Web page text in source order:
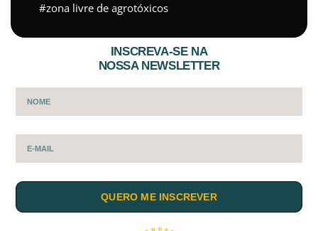
zona livre de agrotóxicos
INSCREVA-SE NA
NOSSA NEWSLETTER
QUERO ME INSCREVER